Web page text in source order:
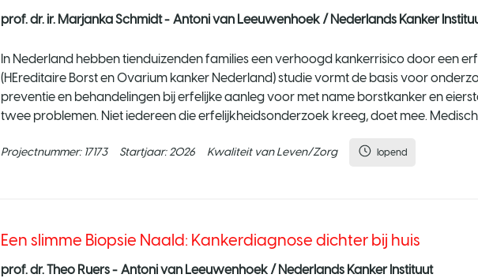
prof. dr. ir. Marjanka Schmidt - Antoni van Leeuwenhoek / Nederlands Kanker
In Nederland hebben tienduizenden families een verhoogd kankerrisico door een
(HEreditaire Borst en Ovarium kanker Nederland) studie vormt de basis voor
preventie en behandelingen bij erfelijke aanleg voor met name borstkanker en
twee problemen. Niet iedereen die erfelijkheidsonderzoek kreeg, doet mee.
Projectnummer: 17173 Startjaar:2026 Kwaliteit van Leven/Zorg lopend
Een slimme Biopsie Naald: Kankerdiagnose dichter bij huis
prof. dr. Theo Ruers - Antoni van Leeuwenhoek / Nederlands Kanker Instituut